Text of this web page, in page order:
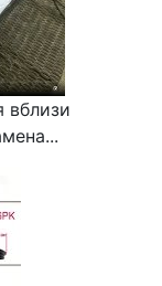
вблизи